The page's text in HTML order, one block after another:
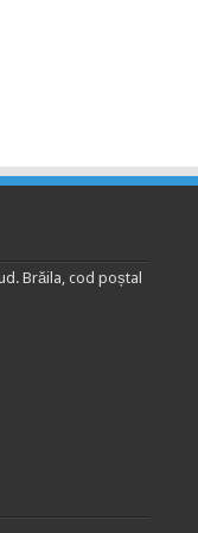
Brăila, cod poștal